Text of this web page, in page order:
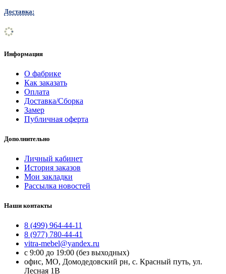
Доставка:
Информация
О фабрике
Как заказать
Оплата
Доставка/Сборка
Замер
Публичная оферта
Дополнительно
Личный кабинет
История заказов
Мои закладки
Рассылка новостей
Наши контакты
8 (499) 964-44-11
8 (977) 780-44-41
vitra-mebel@yandex.ru
с 9:00 до 19:00 (без выходных)
офис, МО, Домодедовский рн, с. Красный путь, ул.
Лесная 1В